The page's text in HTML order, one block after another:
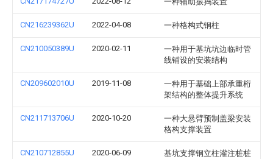
CN216239362U 2022-04-08 一种格构式钢柱
CN210050389U 2020-02-11
一种用于基坑坑边临时管
线铺设的安装结构
CN209602010U 2019-11-08
一种用于基础上部承重桁
架结构的整体提升系统
CN211713706U 2020-10-20
一种大悬臂预制盖梁安装
格构支撑装置
CN210712855U 2020-06-09
基坑支撑钢立柱灌注桩桩